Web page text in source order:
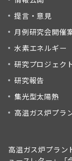
提言・意見
月例研究会開催
水素エネルギー
研究プロジェク
研究報告
集光型太陽熱
高温ガス炉プラ
高温ガス炉プラン